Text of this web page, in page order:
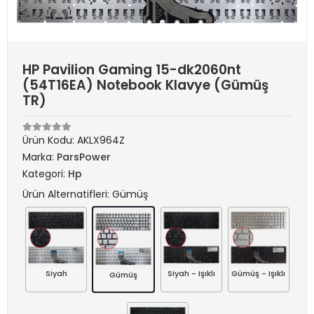
HP Pavilion Gaming 15-dk2060nt
(54T16EA) Notebook Klavye (Gümüş
TR)
Ürün Kodu: AKLX964Z
Marka: ParsPower
Kategori: Hp
Ürün Alternatifleri: Gümüş
Siyah Gümüş Siyah - Işıklı Gümüş - Işıklı